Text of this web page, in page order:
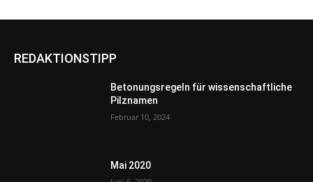
REDAKTIONSTIPP
Betonungsregeln für wissenschaftliche
Pilznamen
Februar 10, 2024
Mai 2020